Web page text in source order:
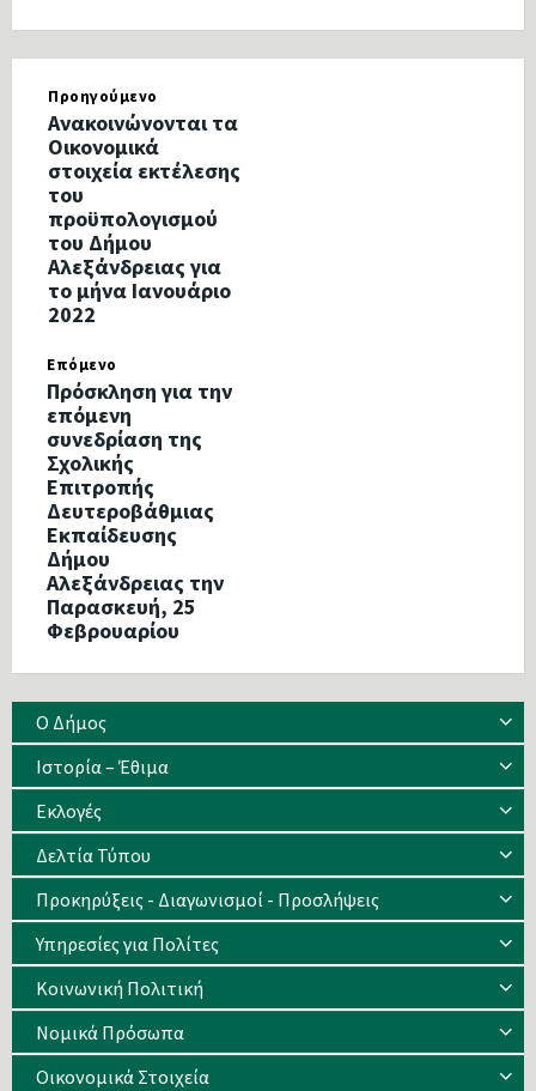
Προηγούμενο
Ανακοινώνονται τα
Οικονομικά
στοιχεία εκτέλεσης
του
προϋπολογισμού
του Δήμου
Αλεξάνδρειας για
το μήνα Ιανουάριο
2022
Επόμενο
Πρόσκληση για την
επόμενη
συνεδρίαση της
Σχολικής
Επιτροπής
Δευτεροβάθμιας
Εκπαίδευσης
Δήμου
Αλεξάνδρειας την
Παρασκευή, 25
Φεβρουαρίου
Ο Δήμος
Ιστορία – Έθιμα
Eκλογές
Δελτία Τύπου
Προκηρύξεις - Διαγωνισμοί - Προσλήψεις
Υπηρεσίες για Πολίτες
Κοινωνική Πολιτική
Νομικά Πρόσωπα
Οικονομικά Στοιχεία